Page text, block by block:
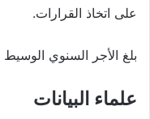
على اتخاذ القرارات.
بلغ الأجر السنوي الوسيط
علماء البيانات